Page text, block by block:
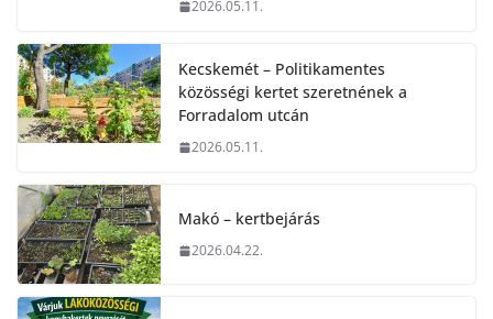
2026.05.11.
Kecskemét – Politikamentes
közösségi kertet szeretnének a
Forradalom utcán
2026.05.11.
Makó – kertbejárás
2026.04.22.